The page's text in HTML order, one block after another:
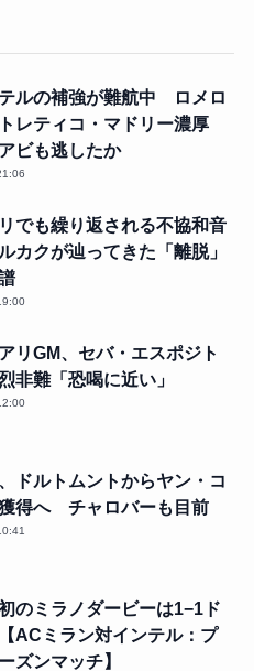
ルの補強が難航中 ロメロ
レティコ・マドリー濃厚
ビも逃したか
でも繰り返される不協和音
クが辿ってきた「離脱」
リGM、セバ・エスポジト
非難「恐喝に近い」
ドルトムントからヤン・コ
得へ チャロバーも目前
のミラノダービーは1−1ド
ACミラン対インテル：プ
ズンマッチ】